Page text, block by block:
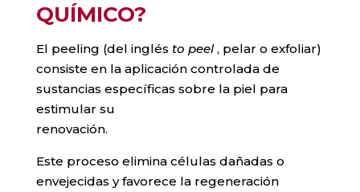
QUÍMICO?
El peeling (del inglés to peel, pelar o exfoliar)
consiste en la aplicación controlada de
sustancias específicas sobre la piel para
estimular su
renovación.
Este proceso elimina células dañadas o
envejecidas y favorece la regeneración